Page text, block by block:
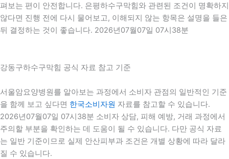
펴보는 편이 안전합니다. 은평하수구막힘와 관련된 조건이 명확하지
않다면 진행 전에 다시 물어보고, 이해되지 않는 항목은 설명을 들은
뒤 결정하는 것이 좋습니다. 2026년07월07일 07시38분
강동구하수구막힘 공식 자료 참고 기준
서울암요양병원를 알아보는 과정에서 소비자 관점의 일반적인 기준
을 함께 보고 싶다면 한국소비자원 자료를 참고할 수 있습니다.
2026년07월07일 07시38분 소비자 상담, 피해 예방, 거래 과정에서
주의할 부분을 확인하는 데 도움이 될 수 있습니다. 다만 공식 자료
는 일반 기준이므로 실제 안산피부과 조건은 개별 상황에 따라 달라
질 수 있습니다.